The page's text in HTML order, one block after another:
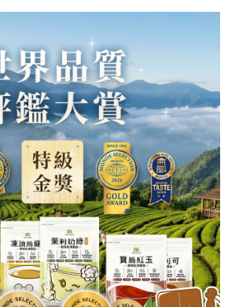
氣穀力-豆漿粉_加購
299NT$299
加入購物車
氣穀力-洋車前籽_加購
299NT$299